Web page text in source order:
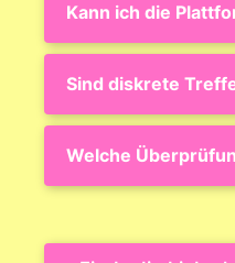
Kann ich die
Sind diskrete
Welche